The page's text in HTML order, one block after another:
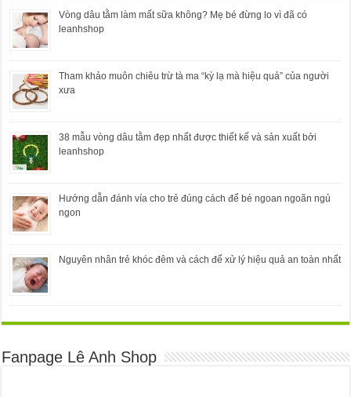
Vòng dâu tằm làm mất sữa không? Mẹ bé đừng lo vì đã có
leanhshop
Tham khảo muôn chiêu trừ tà ma “kỳ lạ mà hiệu quả” của người
xưa
38 mẫu vòng dâu tằm đẹp nhất được thiết kế và sản xuất bởi
leanhshop
Hướng dẫn đánh vía cho trẻ đúng cách để bé ngoan ngoãn ngủ
ngon
Nguyên nhân trẻ khóc đêm và cách để xử lý hiệu quả an toàn nhất
Fanpage Lê Anh Shop